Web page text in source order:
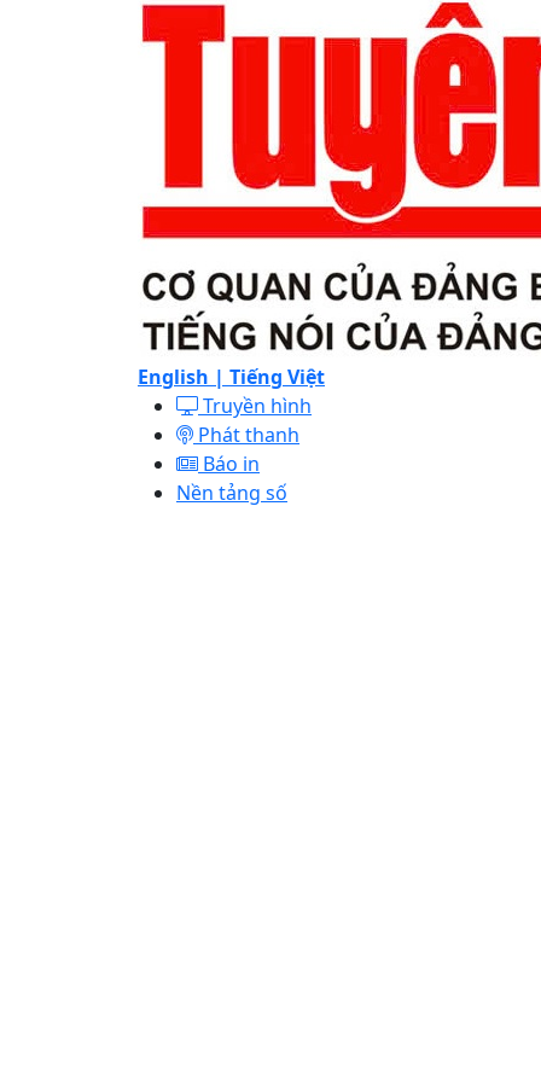
English | Tiếng Việt
Truyền hình
Phát thanh
Báo in
Nền tảng số